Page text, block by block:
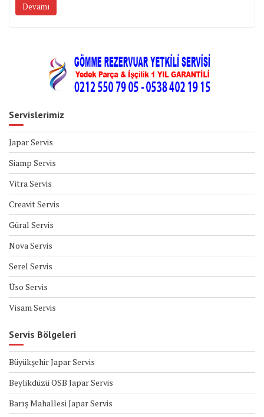
Devamı
Servislerimiz
Japar Servis
Siamp Servis
Vitra Servis
Creavit Servis
Güral Servis
Nova Servis
Serel Servis
Üso Servis
Visam Servis
Servis Bölgeleri
Büyükşehir Japar Servis
Beylikdüzü OSB Japar Servis
Barış Mahallesi Japar Servis